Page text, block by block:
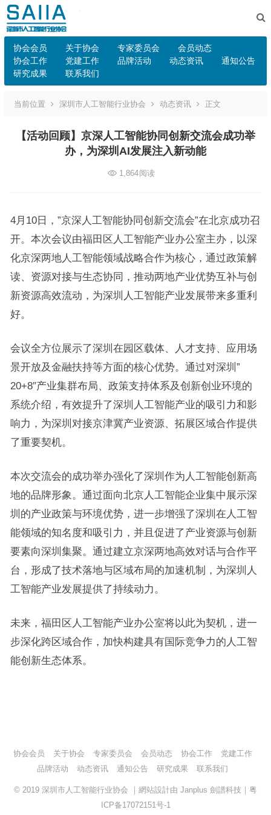
协会会员 关于协会 专家委员会
会员动态
协会工作
党建工作 品牌活动 动态资讯
通知公告
研究成果
联系我们
当前位置 深圳市人工智能行业协会 动态资讯 正文
【活动回顾】京深人工智能协同创新交流会成功举
办，为深圳AI发展注入新动能
1,864阅读
4月10日，”京深人工智能协同创新交流会”在北京成功召
开。本次会议由福田区人工智能产业办公室主办，以深
化京深两地人工智能领域战略合作为核心，通过政策解
读、资源对接与生态协同，推动两地产业优势互补与创
新资源高效流动，为深圳人工智能产业发展带来多重利
好。
会议全方位展示了深圳在园区载体、人才支持、应用场
景开放及金融扶持等方面的核心优势。通过对深圳”
20+8″产业集群布局、政策支持体系及创新创业环境的
系统介绍，有效提升了深圳人工智能产业的吸引力和影
响力，为深圳对接京津冀产业资源、拓展区域合作提供
了重要契机。
本次交流会的成功举办强化了深圳作为人工智能创新高
地的品牌形象。通过面向北京人工智能企业集中展示深
圳的产业政策与环境优势，进一步增强了深圳在人工智
能领域的知名度和吸引力，并且促进了产业资源与创新
要素向深圳集聚。通过建立京深两地高效对话与合作平
台，形成了技术落地与区域布局的加速机制，为深圳人
工智能产业发展提供了持续动力。
未来，福田区人工智能产业办公室将以此为契机，进一
步深化跨区域合作，加快构建具有国际竞争力的人工智
能创新生态体系。
协会会员 关于协会 专家委员会 会员动态 协会工作
党建工作
品牌活动
动态资讯 通知公告 研究成果 联系我们
© 2019 深圳市人工智能行业协会 ｜網站設計由 Janplus 劍譜科技
粤
ICP备17072151号-1